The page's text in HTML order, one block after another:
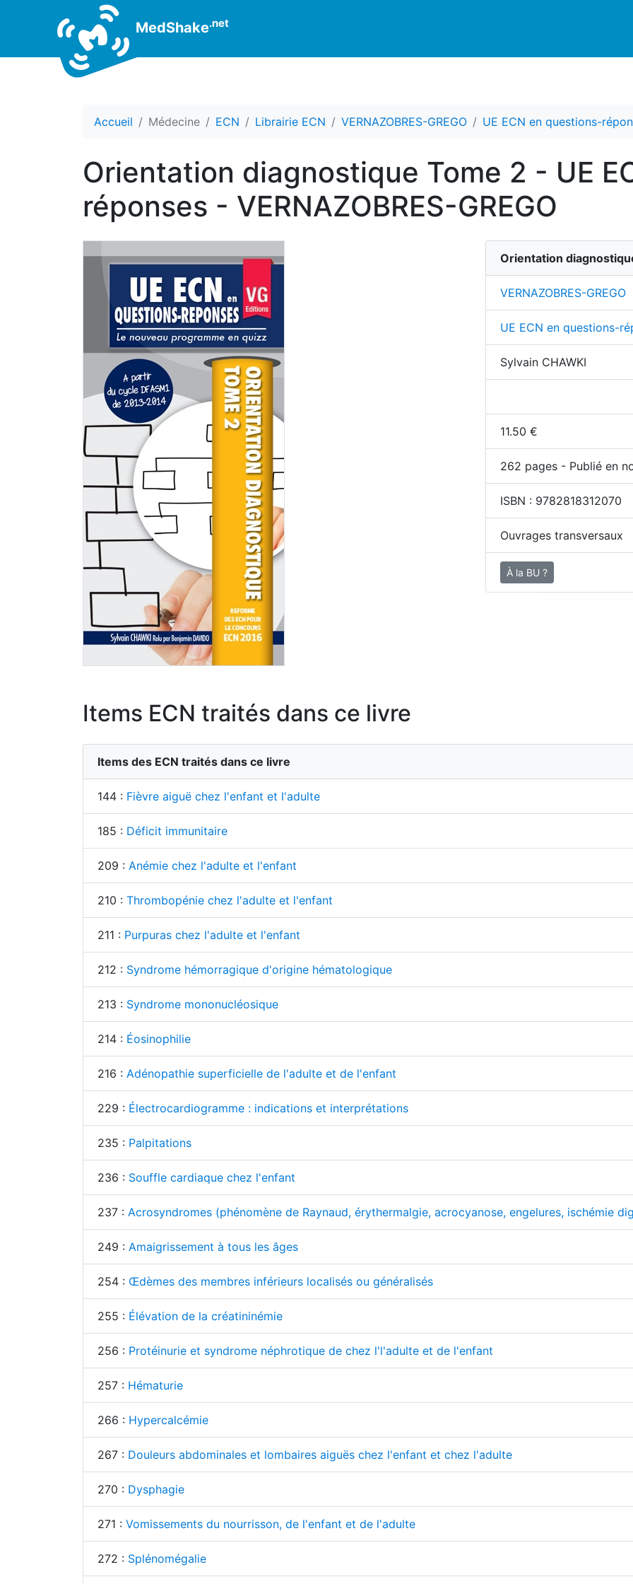
MedShake.net
Accueil Médecine ECN Librairie ECN VERNAZOBRES-GREGO UE ECN en questions-
Orientation diagnostique Tome 2 - UE
réponses - VERNAZOBRES-GREGO
Orientation
VERNAZOBRES-GREGO
UE ECN en questions-
Sylvain CHAWKI
11.50 €
262 pages - Publié en
ISBN : 9782818312070
Ouvrages transversaux
À la BU ?
Items ECN traités dans ce livre
Items des ECN traités dans ce livre
144 : Fièvre aiguë chez l'enfant et l'adulte
185 : Déficit immunitaire
209 : Anémie chez l'adulte et l'enfant
210 : Thrombopénie chez l'adulte et l'enfant
211 : Purpuras chez l'adulte et l'enfant
212 : Syndrome hémorragique d'origine hématologique
213 : Syndrome mononucléosique
214 : Éosinophilie
216 : Adénopathie superficielle de l'adulte et de l'enfant
229 : Électrocardiogramme : indications et interprétations
235 : Palpitations
236 : Souffle cardiaque chez l'enfant
237 : Acrosyndromes (phénomène de Raynaud, érythermalgie, acrocyanose, engelures, ischémie
249 : Amaigrissement à tous les âges
254 : Œdèmes des membres inférieurs localisés ou généralisés
255 : Élévation de la créatininémie
256 : Protéinurie et syndrome néphrotique de chez l'l'adulte et de l'enfant
257 : Hématurie
266 : Hypercalcémie
267 : Douleurs abdominales et lombaires aiguës chez l'enfant et chez l'adulte
270 : Dysphagie
271 : Vomissements du nourrisson, de l'enfant et de l'adulte
272 : Splénomégalie